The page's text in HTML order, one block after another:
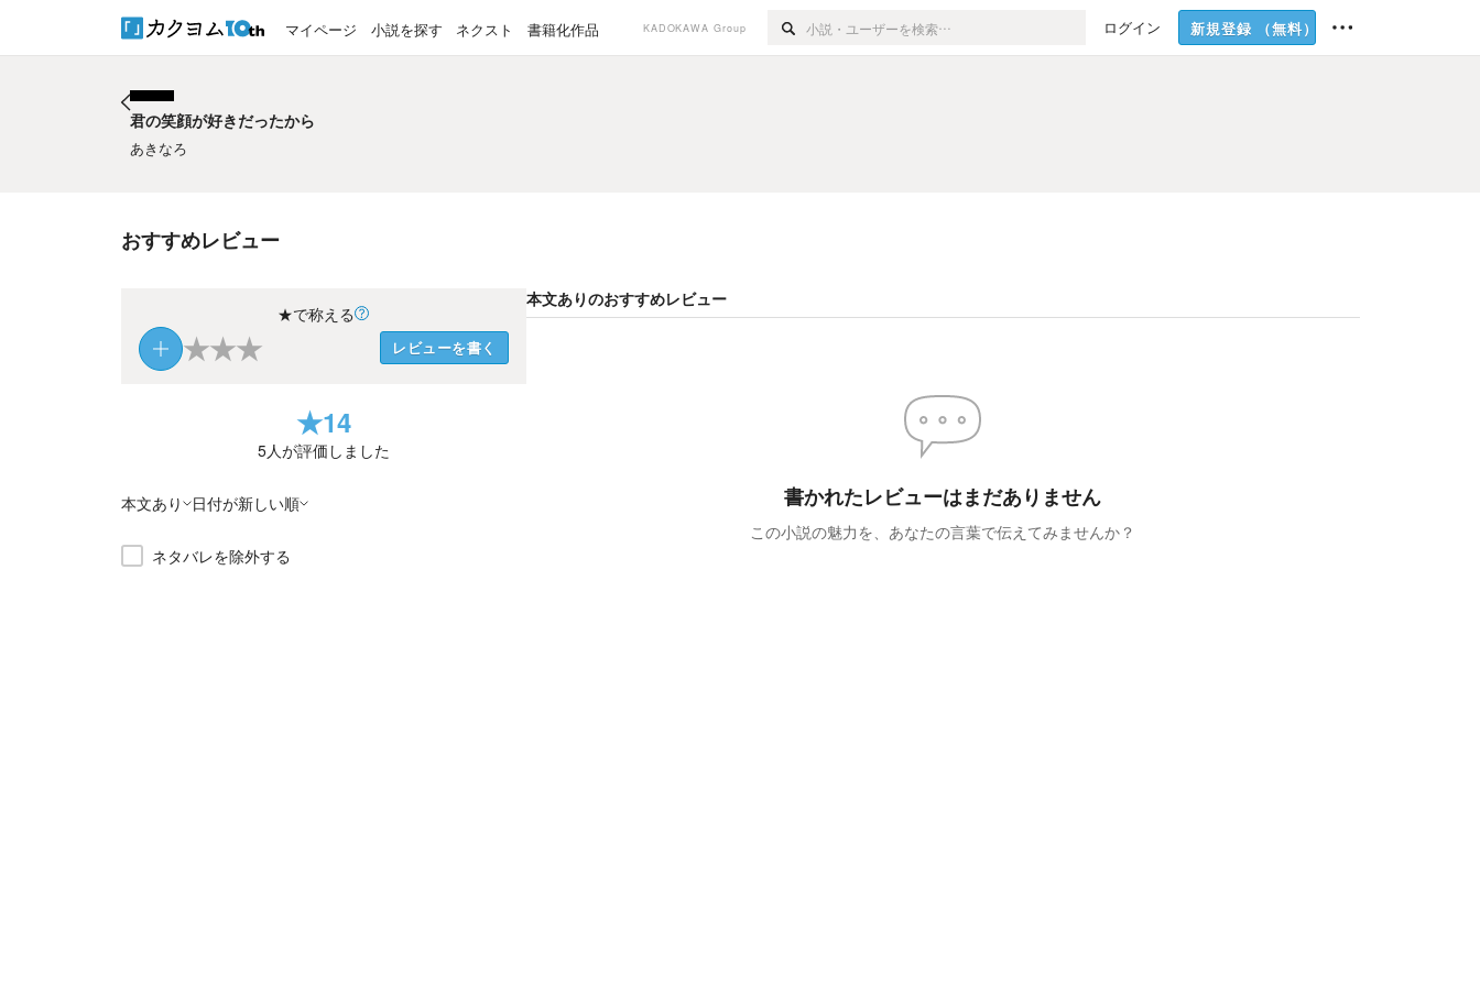
マイページ 小説を探す ネクスト 書籍化作品 KADOKAWA Group ログイン 新規登録 （無料）
君の笑顔が好きだったから
あきなろ
おすすめレビュー
★で称える
★★★ レビューを書く
★14
5人が評価しました
本文あり 日付が新しい順
ネタバレを除外する
本文ありのおすすめレビュー
書かれたレビューはまだありません
この小説の魅力を、あなたの言葉で伝えてみませんか？